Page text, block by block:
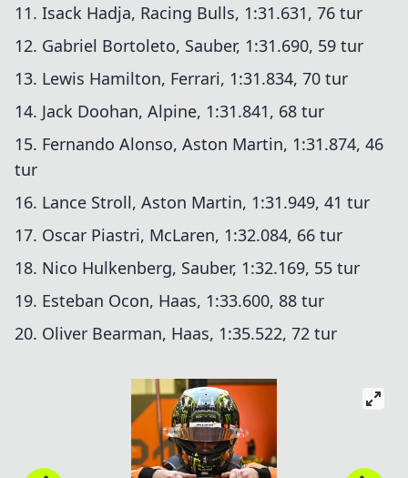
11. Isack Hadja, Racing Bulls, 1:31.631, 76 tur
12. Gabriel Bortoleto, Sauber, 1:31.690, 59 tur
13. Lewis Hamilton, Ferrari, 1:31.834, 70 tur
14. Jack Doohan, Alpine, 1:31.841, 68 tur
15. Fernando Alonso, Aston Martin, 1:31.874, 46
tur
16. Lance Stroll, Aston Martin, 1:31.949, 41 tur
17. Oscar Piastri, McLaren, 1:32.084, 66 tur
18. Nico Hulkenberg, Sauber, 1:32.169, 55 tur
19. Esteban Ocon, Haas, 1:33.600, 88 tur
20. Oliver Bearman, Haas, 1:35.522, 72 tur